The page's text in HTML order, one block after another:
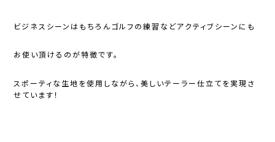
ビジネスシーンはもちろんゴルフの練習などアクティブシーンにも
お使い頂けるのが特徴です。
スポーティな生地を使用しながら、美しいテーラー仕立てを実現さ
せています！